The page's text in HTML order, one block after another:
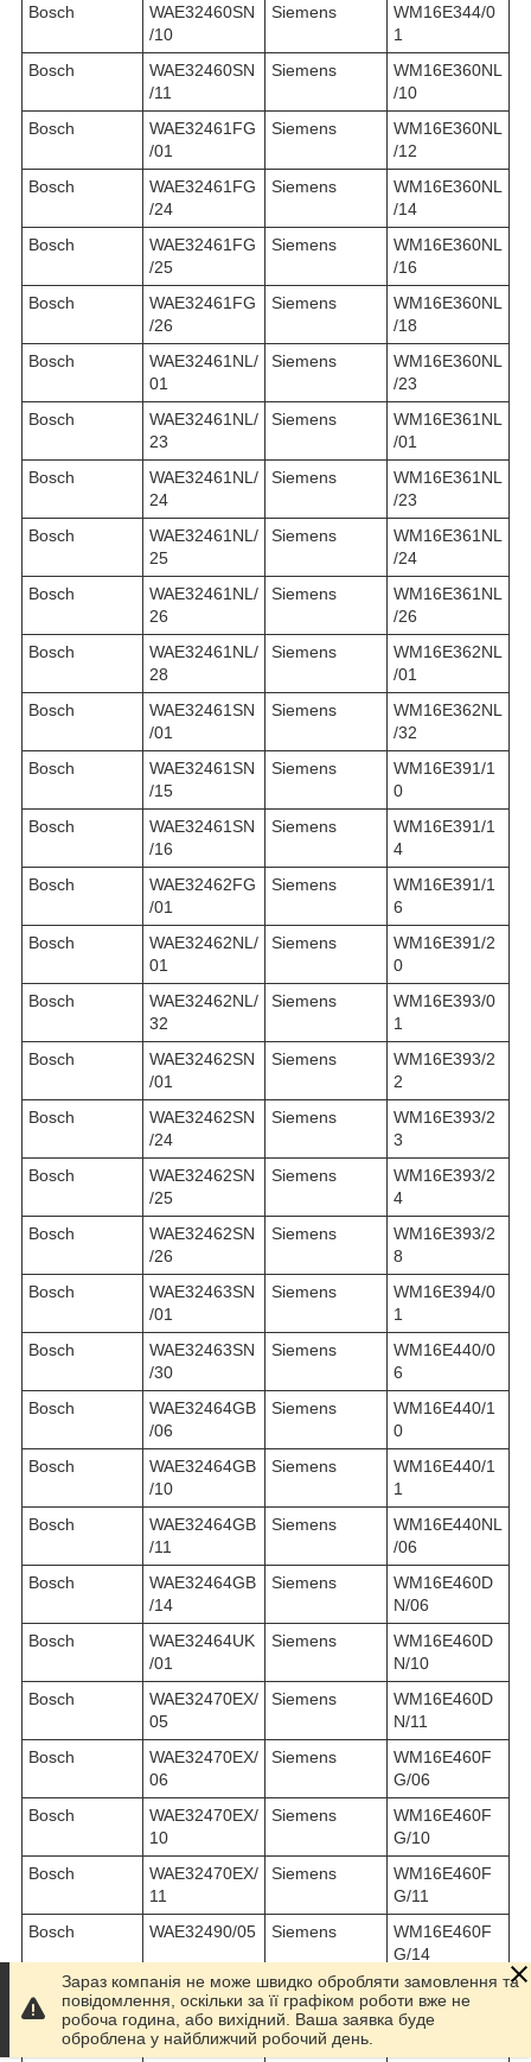
Bosch
WAE32460SN
/10
Siemens
WM16E344/0
1
Bosch
WAE32460SN
/11
Siemens
WM16E360NL
/10
Bosch
WAE32461FG
/01
Siemens
WM16E360NL
/12
Bosch
WAE32461FG
/24
Siemens
WM16E360NL
/14
Bosch
WAE32461FG
/25
Siemens
WM16E360NL
/16
Bosch
WAE32461FG
/26
Siemens
WM16E360NL
/18
Bosch
WAE32461NL/
01
Siemens
WM16E360NL
/23
Bosch
WAE32461NL/
23
Siemens
WM16E361NL
/01
Bosch
WAE32461NL/
24
Siemens
WM16E361NL
/23
Bosch
WAE32461NL/
25
Siemens
WM16E361NL
/24
Bosch
WAE32461NL/
26
Siemens
WM16E361NL
/26
Bosch
WAE32461NL/
28
Siemens
WM16E362NL
/01
Bosch
WAE32461SN
/01
Siemens
WM16E362NL
/32
Bosch
WAE32461SN
/15
Siemens
WM16E391/1
0
Bosch
WAE32461SN
/16
Siemens
WM16E391/1
4
Bosch
WAE32462FG
/01
Siemens
WM16E391/1
6
Bosch
WAE32462NL/
01
Siemens
WM16E391/2
0
Bosch
WAE32462NL/
32
Siemens
WM16E393/0
1
Bosch
WAE32462SN
/01
Siemens
WM16E393/2
2
Bosch
WAE32462SN
/24
Siemens
WM16E393/2
3
Bosch
WAE32462SN
/25
Siemens
WM16E393/2
4
Bosch
WAE32462SN
/26
Siemens
WM16E393/2
8
Bosch
WAE32463SN
/01
Siemens
WM16E394/0
1
Bosch
WAE32463SN
/30
Siemens
WM16E440/0
6
Bosch
WAE32464GB
/06
Siemens
WM16E440/1
0
Bosch
WAE32464GB
/10
Siemens
WM16E440/1
1
Bosch
WAE32464GB
/11
Siemens
WM16E440NL
/06
Bosch
WAE32464GB
/14
Siemens
WM16E460D
N/06
Bosch
WAE32464UK
/01
Siemens
WM16E460D
N/10
Bosch
WAE32470EX/
05
Siemens
WM16E460D
N/11
Bosch
WAE32470EX/
06
Siemens
WM16E460F
G/06
Bosch
WAE32470EX/
10
Siemens
WM16E460F
G/10
Bosch
WAE32470EX/
11
Siemens
WM16E460F
G/11
Bosch
WAE32490/05 Siemens
WM16E460F
G/14
Bosch
WAE32490/06 Siemens
WM16E460F
G/16
Bosch
WAE32490/10 Siemens
Зараз компанія не може швидко обробляти замовлення та
повідомлення, оскільки за її графіком роботи вже не
робоча година, або вихідний. Ваша заявка буде
оброблена у найближчий робочий день.